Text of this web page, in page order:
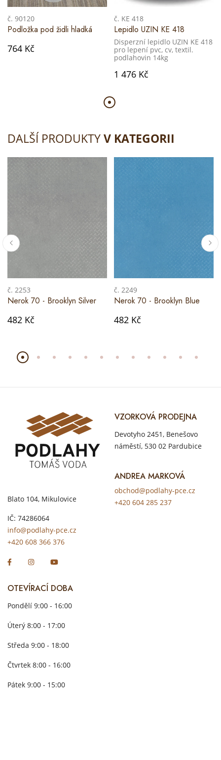
č. 90120
Podložka pod židli hladká
764 Kč
č. KE 418
Lepidlo UZIN KE 418
Disperzní lepidlo UZIN KE 418
pro lepení pvc, cv, textil.
podlahovin 14kg
1 476 Kč
DALŠÍ PRODUKTYV KATEGORII
č. 2253
Nerok 70 - Brooklyn Silver
482 Kč
č. 2249
Nerok 70 - Brooklyn Blue
482 Kč
Blato 104, Mikulovice
IČ: 74286064
info@podlahy-pce.cz
+420 608 366 376
VZORKOVÁ PRODEJNA
Devotyho 2451, Benešovo
náměstí, 530 02 Pardubice
ANDREA MARKOVÁ
obchod@podlahy-pce.cz
+420 604 285 237
OTEVÍRACÍ DOBA
Pondělí 9:00 - 16:00
Úterý 8:00 - 17:00
Středa 9:00 - 18:00
Čtvrtek 8:00 - 16:00
Pátek 9:00 - 15:00